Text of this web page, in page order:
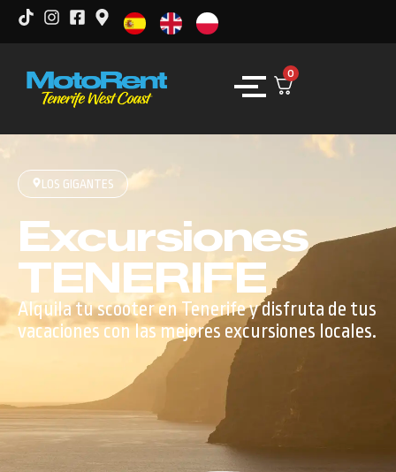
0
LOS GIGANTES
Excursiones
TENERIFE
Alquila tu scooter en Tenerife y disfruta de tus
vacaciones con las mejores excursiones locales.